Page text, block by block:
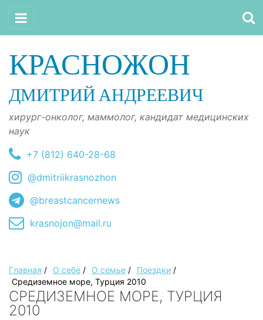
КРАСНОЖОН
ДМИТРИЙ АНДРЕЕВИЧ
хирург-онколог, маммолог, кандидат медицинских
наук
+7 (812) 640-28-68
@dmitriikrasnozhon
@breastcancernews
krasnojon@mail.ru
Главная / О себе / О семье / Поездки /
Средиземное море, Турция 2010
СРЕДИЗЕМНОЕ МОРЕ, ТУРЦИЯ
2010